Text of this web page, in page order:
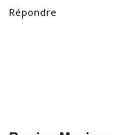
Répondre